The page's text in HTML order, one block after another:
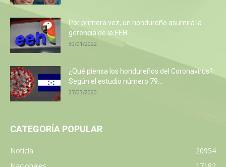
Por primera vez, un hondureño asumirá la
gerencia de la EEH
30/01/2022
¿Qué piensa los hondureños del Coronavirus?
Según el estudio número 79...
27/03/2020
CATEGORÍA POPULAR
Noticia
20954